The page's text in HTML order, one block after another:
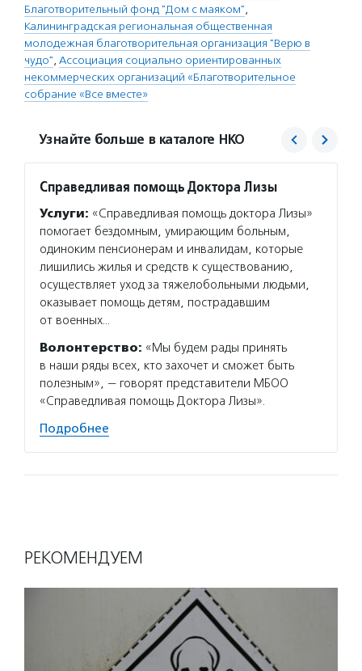
Благотворительный фонд "Дом с маяком",
Калининградская региональная общественная
молодежная благотворительная организация "Верю в
чудо", Ассоциация социально ориентированных
некоммерческих организаций «Благотворительное
собрание «Все вместе»
Узнайте больше в каталоге НКО
Справедливая помощь Доктора Лизы
Услуги: «Справедливая помощь доктора Лизы»
помогает бездомным, умирающим больным,
одиноким пенсионерам и инвалидам, которые
лишились жилья и средств к существованию,
осуществляет уход за тяжелобольными людьми,
оказывает помощь детям, пострадавшим
от военных…
Волонтерство: «Мы будем рады принять
в наши ряды всех, кто захочет и сможет быть
полезным», — говорят представители МБОО
«Справедливая помощь Доктора Лизы».
Подробнее
РЕКОМЕНДУЕМ